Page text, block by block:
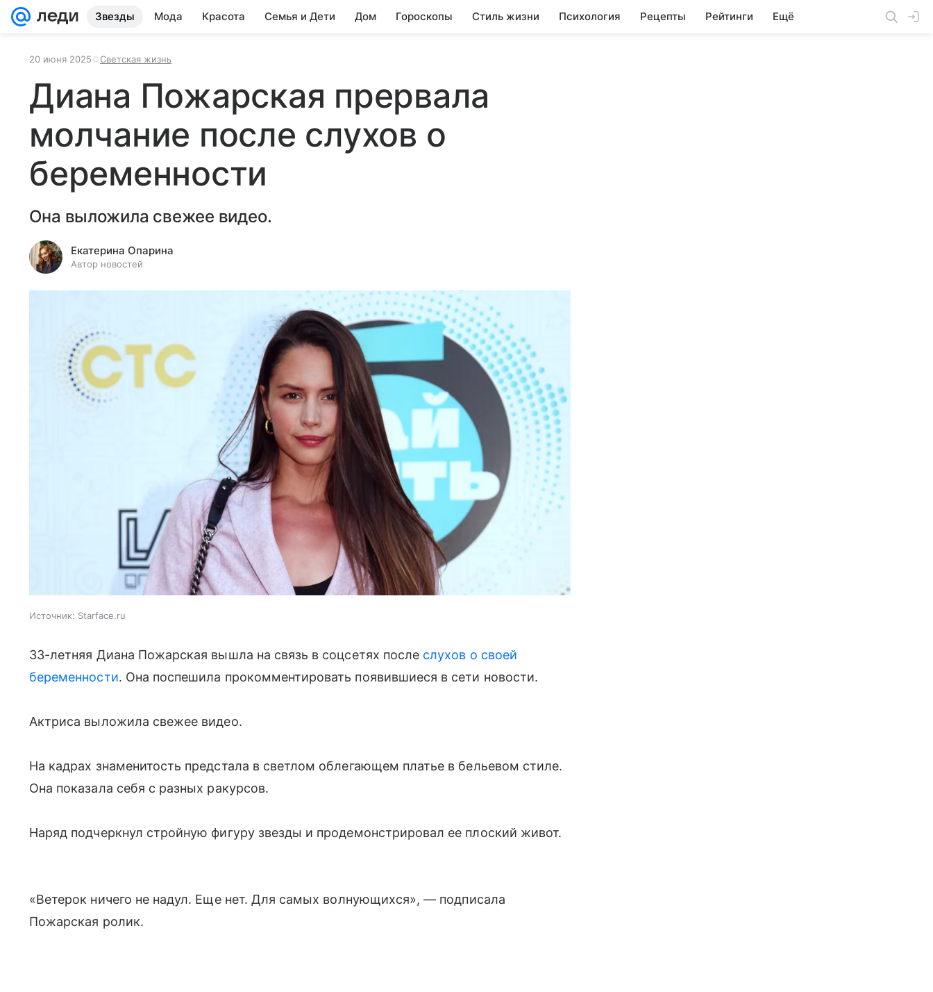
Звезды Мода Красота Семья и Дети Дом Гороскопы Стиль жизни Психология Рецепты Рейтинги Ещё
20 июня 2025 Светская жизнь
Диана Пожарская прервала
молчание после слухов о
беременности
Она выложила свежее видео.
Екатерина Опарина
Автор новостей
Источник: Starface.ru
33-летняя Диана Пожарская вышла на связь в соцсетях после слухов о своей
беременности. Она поспешила прокомментировать появившиеся в сети новости.
Актриса выложила свежее видео.
На кадрах знаменитость предстала в светлом облегающем платье в бельевом стиле.
Она показала себя с разных ракурсов.
Наряд подчеркнул стройную фигуру звезды и продемонстрировал ее плоский живот.
«Ветерок ничего не надул. Еще нет. Для самых волнующихся», — подписала
Пожарская ролик.